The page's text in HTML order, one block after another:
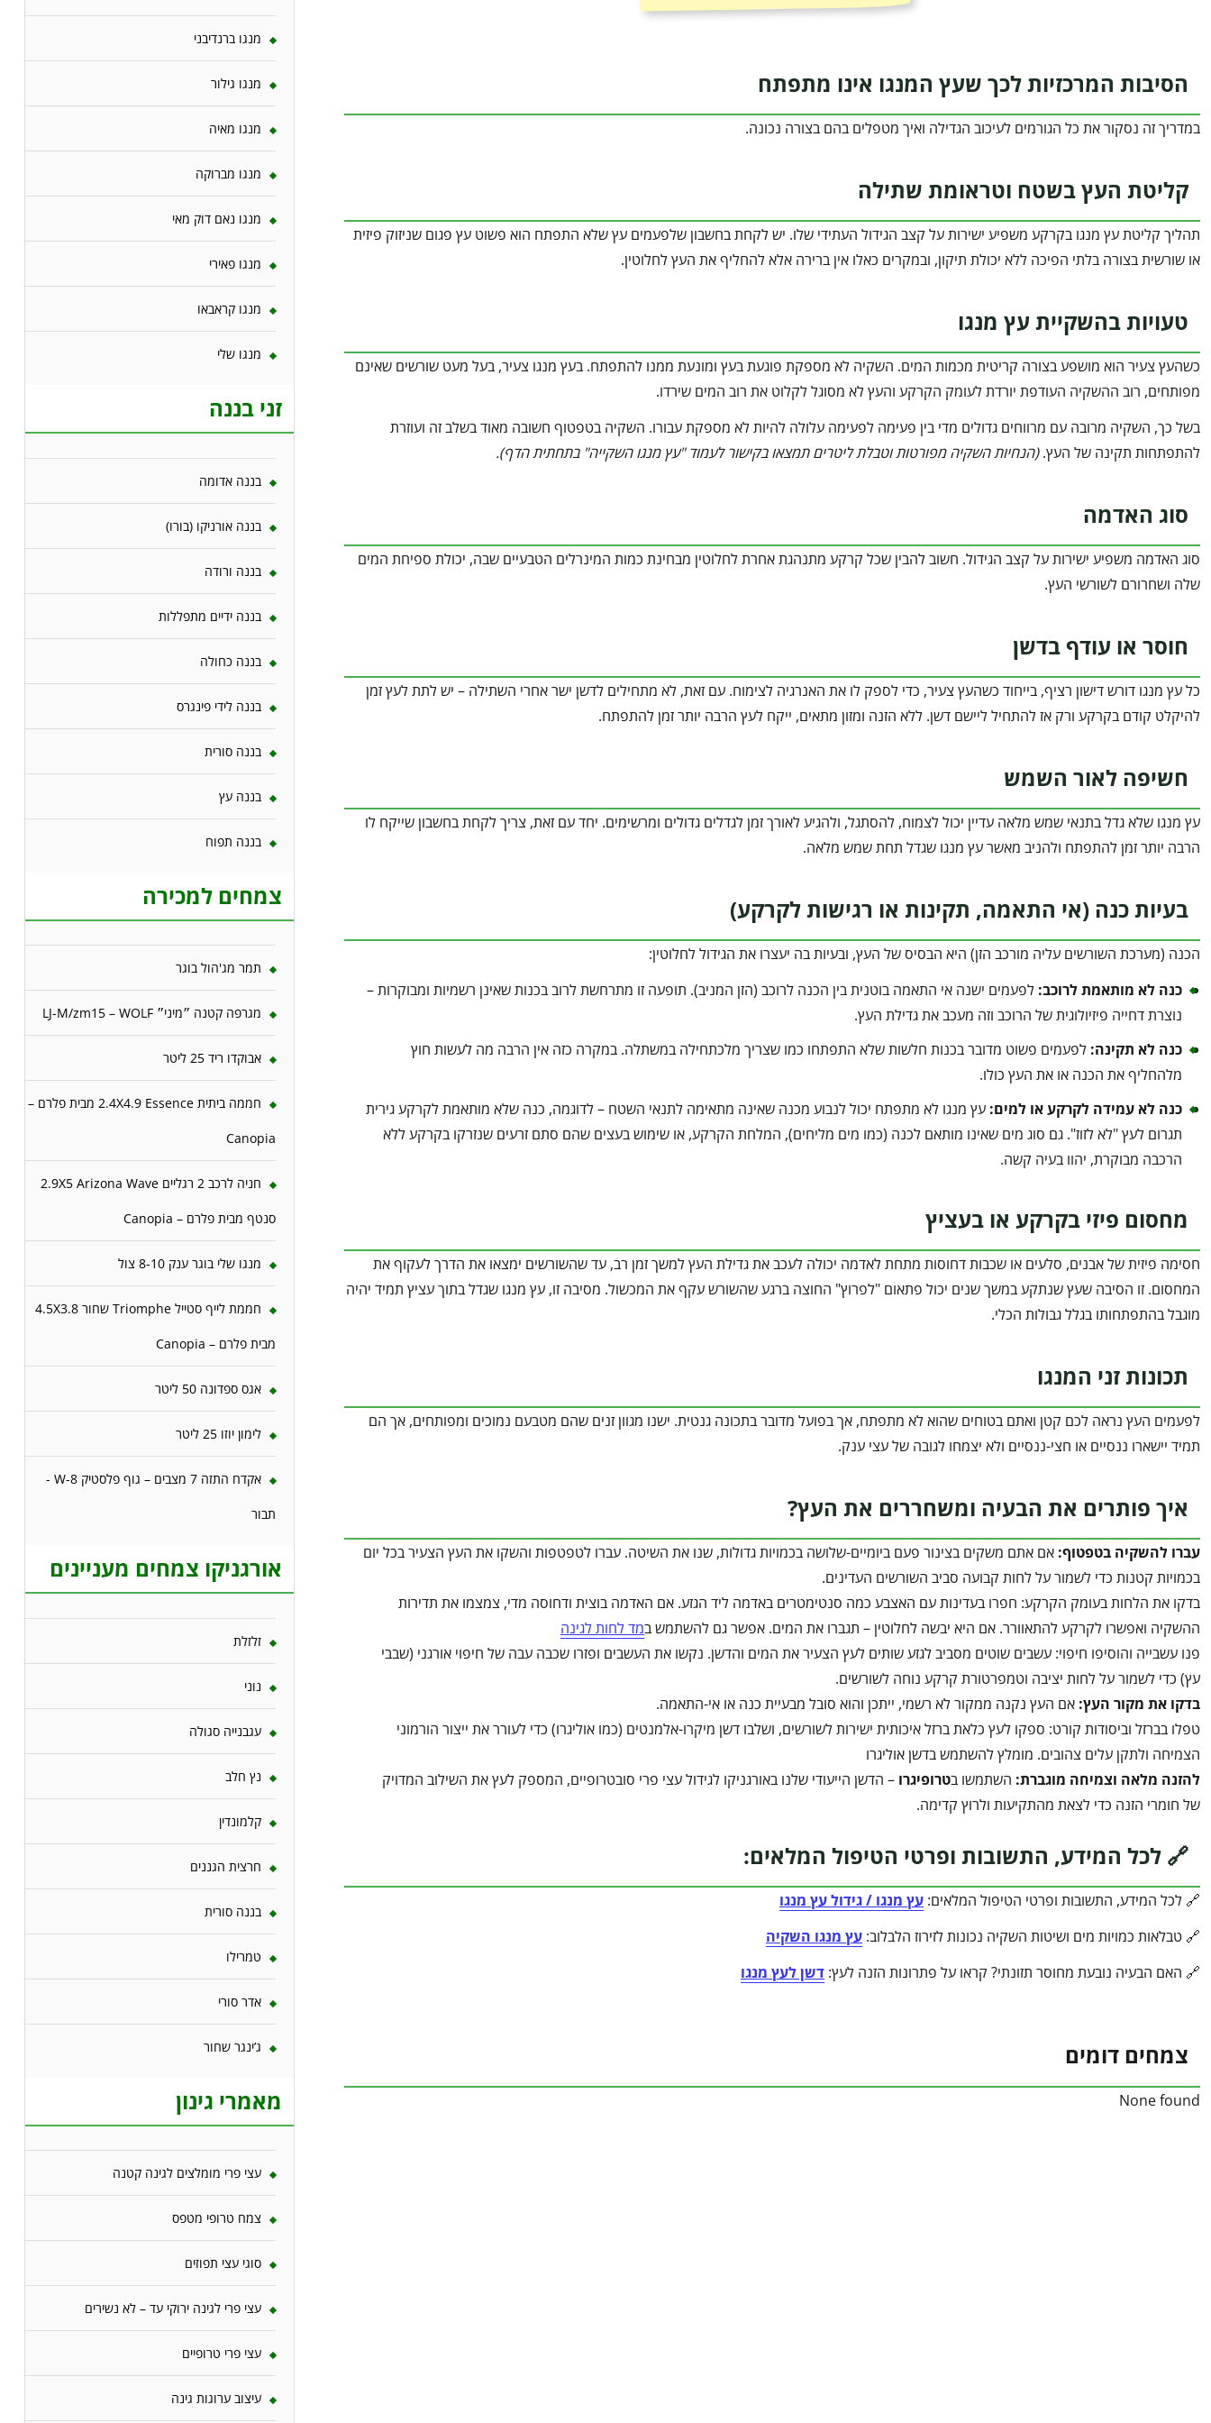
הסיבות המרכזיות לכך שעץ המנגו אינו מתפתח
במדריך זה נסקור את כל הגורמים לעיכוב הגדילה ואיך מטפלים בהם בצורה נכונה.
קליטת העץ בשטח וטראומת שתילה
תהליך קליטת עץ מנגו בקרקע משפיע ישירות על קצב הגידול העתידי שלו. יש לקחת בחשבון שלפעמים עץ שלא התפתח הוא פשוט עץ פגום שניזוק פיזית
או שורשית בצורה בלתי הפיכה ללא יכולת תיקון, ובמקרים כאלו אין ברירה אלא להחליף את העץ לחלוטין.
טעויות בהשקיית עץ מנגו
כשהעץ צעיר הוא מושפע בצורה קריטית מכמות המים. השקיה לא מספקת פוגעת בעץ ומונעת ממנו להתפתח. בעץ מנגו צעיר, בעל מעט שורשים שאינם
מפותחים, רוב ההשקיה העודפת יורדת לעומק הקרקע והעץ לא מסוגל לקלוט את רוב המים שירדו.
בשל כך, השקיה מרובה עם מרווחים גדולים מדי בין פעימה לפעימה עלולה להיות לא מספקת עבורו. השקיה בטפטוף חשובה מאוד בשלב זה ועוזרת
להתפתחות תקינה של העץ.(הנחיות השקיה מפורטות וטבלת ליטרים תמצאו בקישור לעמוד "עץ מנגו השקייה" בתחתית הדף).
סוג האדמה
סוג האדמה משפיע ישירות על קצב הגידול. חשוב להבין שכל קרקע מתנהגת אחרת לחלוטין מבחינת כמות המינרלים הטבעיים שבה, יכולת ספיחת המים
שלה ושחרורם לשורשי העץ.
חוסר או עודף בדשן
כל עץ מנגו דורש דישון רציף, בייחוד כשהעץ צעיר, כדי לספק לו את האנרגיה לצימוח. עם זאת, לא מתחילים לדשן ישר אחרי השתילה – יש לתת לעץ זמן
להיקלט קודם בקרקע ורק אז להתחיל ליישם דשן. ללא הזנה ומזון מתאים, ייקח לעץ הרבה יותר זמן להתפתח.
חשיפה לאור השמש
עץ מנגו שלא גדל בתנאי שמש מלאה עדיין יכול לצמוח, להסתגל, ולהגיע לאורך זמן לגדלים גדולים ומרשימים. יחד עם זאת, צריך לקחת בחשבון שייקח לו
הרבה יותר זמן להתפתח ולהניב מאשר עץ מנגו שגדל תחת שמש מלאה.
בעיות כנה (אי התאמה, תקינות או רגישות לקרקע)
הכנה (מערכת השורשים עליה מורכב הזן) היא הבסיס של העץ, ובעיות בה יעצרו את הגידול לחלוטין:
כנה לא מותאמת לרוכב: לפעמים ישנה אי התאמה בוטנית בין הכנה לרוכב (הזן המניב). תופעה זו מתרחשת לרוב בכנות שאינן רשמיות ומבוקרות –
נוצרת דחייה פיזיולוגית של הרוכב וזה מעכב את גדילת העץ.
כנה לא תקינה: לפעמים פשוט מדובר בכנות חלשות שלא התפתחו כמו שצריך מלכתחילה במשתלה. במקרה כזה אין הרבה מה לעשות חוץ
מלהחליף את הכנה או את העץ כולו.
כנה לא עמידה לקרקע או למים: עץ מנגו לא מתפתח יכול לנבוע מכנה שאינה מתאימה לתנאי השטח – לדוגמה, כנה שלא מותאמת לקרקע גירית
תגרום לעץ "לא לזוז". גם סוג מים שאינו מותאם לכנה (כמו מים מליחים), המלחת הקרקע, או שימוש בעצים שהם סתם זרעים שנזרקו בקרקע ללא
הרכבה מבוקרת, יהוו בעיה קשה.
מחסום פיזי בקרקע או בעציץ
חסימה פיזית של אבנים, סלעים או שכבות דחוסות מתחת לאדמה יכולה לעכב את גדילת העץ למשך זמן רב, עד שהשורשים ימצאו את הדרך לעקוף את
המחסום. זו הסיבה שעץ שנתקע במשך שנים יכול פתאום "לפרוץ" החוצה ברגע שהשורש עקף את המכשול. מסיבה זו, עץ מנגו שגדל בתוך עציץ תמיד יהיה
מוגבל בהתפתחותו בגלל גבולות הכלי.
תכונות זני המנגו
לפעמים העץ נראה לכם קטן ואתם בטוחים שהוא לא מתפתח, אך בפועל מדובר בתכונה גנטית. ישנו מגוון זנים שהם מטבעם נמוכים ומפותחים, אך הם
תמיד יישארו ננסיים או חצי-ננסיים ולא יצמחו לגובה של עצי ענק.
איך פותרים את הבעיה ומשחררים את העץ?
עברו להשקיה בטפטוף: אם אתם משקים בצינור פעם ביומיים-שלושה בכמויות גדולות, שנו את השיטה. עברו לטפטפות והשקו את העץ הצעיר בכל יום
בכמויות קטנות כדי לשמור על לחות קבועה סביב השורשים העדינים.
בדקו את הלחות בעומק הקרקע: חפרו בעדינות עם האצבע כמה סנטימטרים באדמה ליד הגזע. אם האדמה בוצית ודחוסה מדי, צמצמו את תדירות
ההשקיה ואפשרו לקרקע להתאוורר. אם היא יבשה לחלוטין – תגברו את המים. אפשר גם להשתמש במד לחות לגינה
פנו עשבייה והוסיפו חיפוי: עשבים שוטים מסביב לגזע שותים לעץ הצעיר את המים והדשן. נקשו את העשבים ופזרו שכבה עבה של חיפוי אורגני (שבבי
עץ) כדי לשמור על לחות יציבה וטמפרטורת קרקע נוחה לשורשים.
בדקו את מקור העץ: אם העץ נקנה ממקור לא רשמי, ייתכן והוא סובל מבעיית כנה או אי-התאמה.
טפלו בברזל וביסודות קורט: ספקו לעץ כלאת ברזל איכותית ישירות לשורשים, ושלבו דשן מיקרו-אלמנטים (כמו אוליגרו) כדי לעורר את ייצור הורמוני
הצמיחה ולתקן עלים צהובים. מומלץ להשתמש בדשן אוליגרו
להזנה מלאה וצמיחה מוגברת: השתמשו בטרופיגרו – הדשן הייעודי שלנו באורגניקו לגידול עצי פרי סובטרופיים, המספק לעץ את השילוב המדויק
של חומרי הזנה כדי לצאת מהתקיעות ולרוץ קדימה.
🔗 לכל המידע, התשובות ופרטי הטיפול המלאים:
🔗 לכל המידע, התשובות ופרטי הטיפול המלאים: עץ מנגו /גידולעץ מנגו
🔗 טבלאות כמויות מים ושיטות השקיה נכונות לזירוז הלבלוב: עץ מנגו השקיה
🔗 האם הבעיה נובעת מחוסר תזונתי? קראו על פתרונות הזנה לעץ: דשן לעץ מנגו
צמחים דומים
None found
מנגו ברנדיבני
מנגו גילור
מנגו מאיה
מנגו מברוקה
מנגו נאם דוק מאי
מנגו פאירי
מנגו קראבאו
מנגו שלי
זני בננה
בננה אדומה
בננה אורניקו (בורו)
בננה ורודה
בננה ידיים מתפללות
בננה כחולה
בננה לידי פינגרס
בננה סורית
בננה עץ
בננה תפוח
צמחים למכירה
תמר מג'הול בוגר
מגרפה קטנה ״מיני״ LJ-M/zm15 – WOLF
אבוקדו ריד 25 ליטר
חממה ביתית 2.4X4.9 Essence מבית פלרם –
Canopia
חניה לרכב 2 רגליים 2.9X5 Arizona Wave
סנטף מבית פלרם – Canopia
מנגו שלי בוגר ענק 8-10 צול
חממת לייף סטייל Triomphe שחור 4.5X3.8
מבית פלרם – Canopia
אגס ספדונה 50 ליטר
לימון יוזו 25 ליטר
אקדח התזה 7 מצבים – גוף פלסטיק W-8 -
תבור
אורגניקו צמחים מעניינים
זלזלת
נוני
עגבנייה סגולה
נץ חלב
קלמונדין
חרצית הגננים
בננה סורית
טמרילו
אדר סורי
ג’ינגר שחור
מאמרי גינון
עצי פרי מומלצים לגינה קטנה
צמח טרופי מטפס
סוגי עצי תפוזים
עצי פרי לגינה ירוקי עד – לא נשירים
עצי פרי טרופיים
עיצוב ערוגות גינה